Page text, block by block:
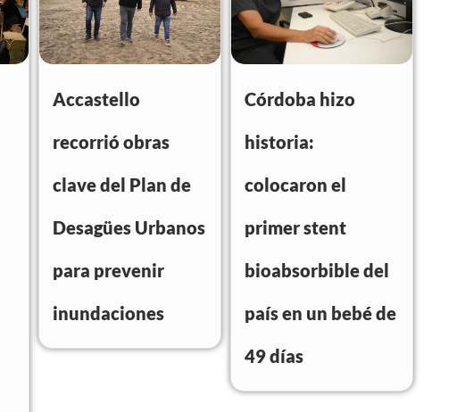
Accastello
recorrió obras
clave del Plan de
Desagües Urbanos
para prevenir
inundaciones
Córdoba hizo
historia:
colocaron el
primer stent
bioabsorbible del
país en un bebé de
49 días